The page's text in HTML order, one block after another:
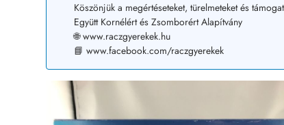
Köszönjük a megértéseteket, türelmeteket és
Együtt Kornélért és Zsomborért Alapítvány
🌐 www.raczgyerekek.hu
📘 www.facebook.com/raczgyerekek